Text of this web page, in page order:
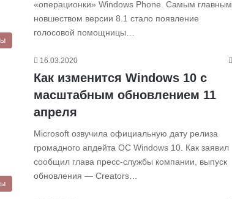
«операционки» Windows Phone. Самым главным
новшеством версии 8.1 стало появление
голосовой помощницы…
16.03.2020
Как изменится Windows 10 с
масштабным обновлением 11
апреля
Microsoft озвучила официальную дату релиза
громадного апдейта ОС Windows 10. Как заявил
сообщил глава пресс-службы компании, выпуск
обновления — Creators…